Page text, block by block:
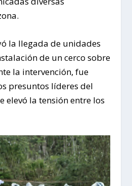
la llegada de unidades
de un cerco sobre
la intervención, fue
presuntos líderes del
elevó la tensión entre los